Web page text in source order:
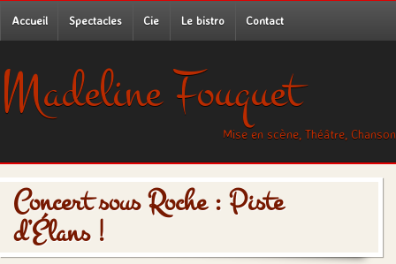
Accueil Spectacles Cie Le bistro Contact
Madeline Fouquet
Mise en scène, Théâtre, Chanson
Concert sous Roche : Piste
d’Élans !